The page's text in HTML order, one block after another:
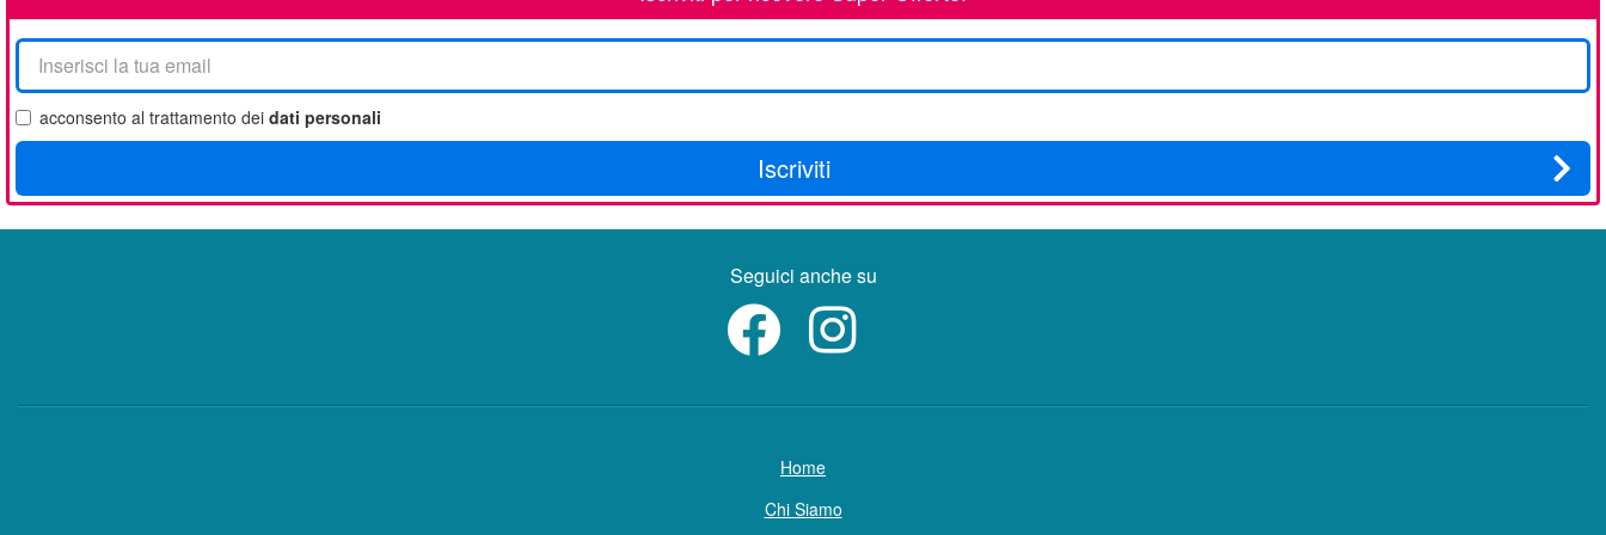
La
tua
email
acconsento al trattamento dei dati personali
Iscriviti
Seguici anche su
Home
Chi Siamo